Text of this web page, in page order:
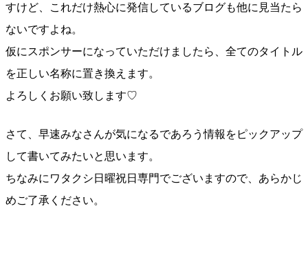
すけど、これだけ熱心に発信しているブログも他に見当たら
ないですよね。
仮にスポンサーになっていただけましたら、全てのタイトル
を正しい名称に置き換えます。
よろしくお願い致します♡
さて、早速みなさんが気になるであろう情報をピックアップ
して書いてみたいと思います。
ちなみにワタクシ日曜祝日専門でございますので、あらかじ
めご了承ください。